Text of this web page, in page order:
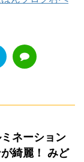
ネーション
綺麗！ みど